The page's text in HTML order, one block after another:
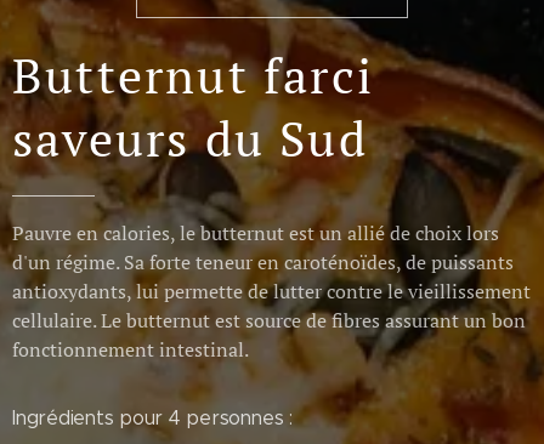
Butternut farci
saveurs du Sud
Pauvre en calories, le butternut est un allié de choix lors
d'un régime. Sa forte teneur en caroténoïdes, de puissants
antioxydants, lui permette de lutter contre le vieillissement
cellulaire. Le butternut est source de fibres assurant un bon
fonctionnement intestinal.
Ingrédients pour 4 personnes :